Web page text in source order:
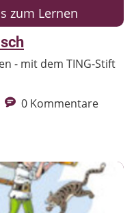
zum Lernen
- mit dem TING-Stift
0 Kommentare